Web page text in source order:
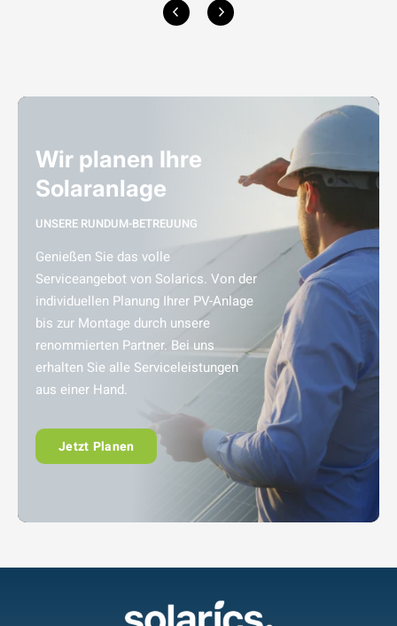
Wir planen Ihre
Solaranlage
UNSERE RUNDUM-BETREUUNG
Genießen Sie das volle
Serviceangebot von Solarics. Von der
individuellen Planung Ihrer PV-Anlage
bis zur Montage durch unsere
renommierten Partner. Bei uns
erhalten Sie alle Serviceleistungen
aus einer Hand.
Jetzt Planen